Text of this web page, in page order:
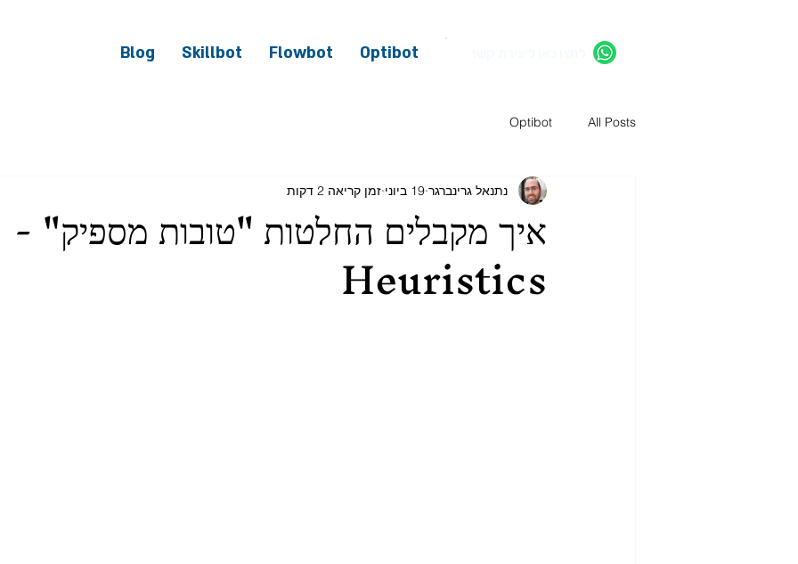
Optibot
Flowbot
Skillbot
Blog
All Posts
Optibot
איך מקבלים החלטות "טובות מספיק" -
Heuristics
נתנאל גרינברגר 19 ביוני זמן קריאה 2 דקות